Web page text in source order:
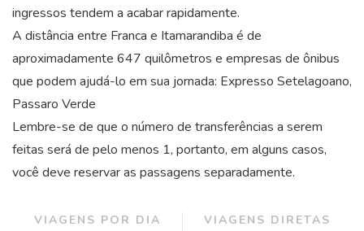
ingressos tendem a acabar rapidamente.
A distância entre Franca e Itamarandiba é de
aproximadamente 647 quilômetros e empresas de ônibus
que podem ajudá-lo em sua jornada: Expresso Setelagoano,
Passaro Verde
Lembre-se de que o número de transferências a serem
feitas será de pelo menos 1, portanto, em alguns casos,
você deve reservar as passagens separadamente.
VIAGENS POR DIA VIAGENS DIRETAS